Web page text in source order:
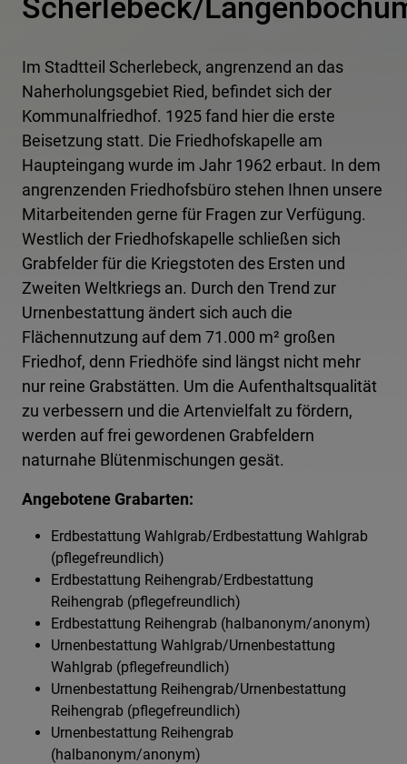
Scherlebeck/
Im Stadtteil Scherlebeck, angrenzend an das
Naherholungsgebiet Ried, befindet sich der
Kommunalfriedhof. 1925 fand hier die erste
Beisetzung statt. Die Friedhofskapelle am
Haupteingang wurde im Jahr 1962 erbaut. In dem
angrenzenden Friedhofsbüro stehen Ihnen unsere
Mitarbeitenden gerne für Fragen zur Verfügung.
Westlich der Friedhofskapelle schließen sich
Grabfelder für die Kriegstoten des Ersten und
Zweiten Weltkriegs an. Durch den Trend zur
Urnenbestattung ändert sich auch die
Flächennutzung auf dem 71.000 m² großen
Friedhof, denn Friedhöfe sind längst nicht mehr
nur reine Grabstätten. Um die Aufenthaltsqualität
zu verbessern und die Artenvielfalt zu fördern,
werden auf frei gewordenen Grabfeldern
naturnahe Blütenmischungen gesät.
Angebotene Grabarten:
Erdbestattung Wahlgrab/Erdbestattung Wahlgrab
(pflegefreundlich)
Erdbestattung Reihengrab/Erdbestattung
Reihengrab (pflegefreundlich)
Erdbestattung Reihengrab (halbanonym/anonym)
Urnenbestattung Wahlgrab/Urnenbestattung
Wahlgrab (pflegefreundlich)
Urnenbestattung Reihengrab/Urnenbestattung
Reihengrab (pflegefreundlich)
Urnenbestattung Reihengrab
(halbanonym/anonym)